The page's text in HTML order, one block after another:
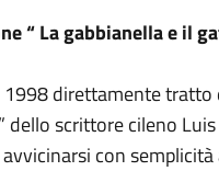
“ La gabbianella e il
direttamente
dello scrittore cileno
con